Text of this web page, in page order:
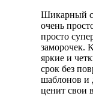
Шикарный
очень
просто
заморочек.
яркие и
срок без
шаблонов и
ценит свои